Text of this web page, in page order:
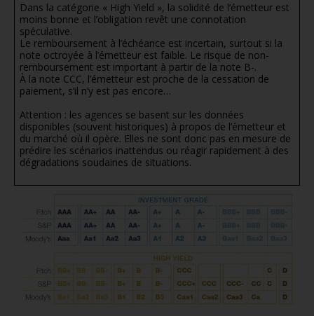
Dans la catégorie « High Yield », la solidité de l’émetteur est
moins bonne et l’obligation revêt une connotation
spéculative.
Le remboursement à l’échéance est incertain, surtout si la
note octroyée à l’émetteur est faible. Le risque de non-
remboursement est important à partir de la note B-.
À la note CCC, l’émetteur est proche de la cessation de
paiement, s’il n’y est pas encore…
Attention : les agences se basent sur les données
disponibles (souvent historiques) à propos de l’émetteur et
du marché où il opère. Elles ne sont donc pas en mesure de
prédire les scénarios inattendus ou réagir rapidement à des
dégradations soudaines de situations.